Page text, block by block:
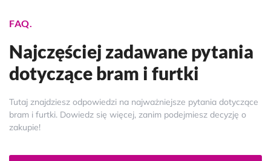
FAQ.
Najczęściej zadawane pytania
dotyczące bram i furtki
Tutaj znajdziesz odpowiedzi na najważniejsze pytania dotyczące
bram i furtki. Dowiedz się więcej, zanim podejmiesz decyzję o
zakupie!